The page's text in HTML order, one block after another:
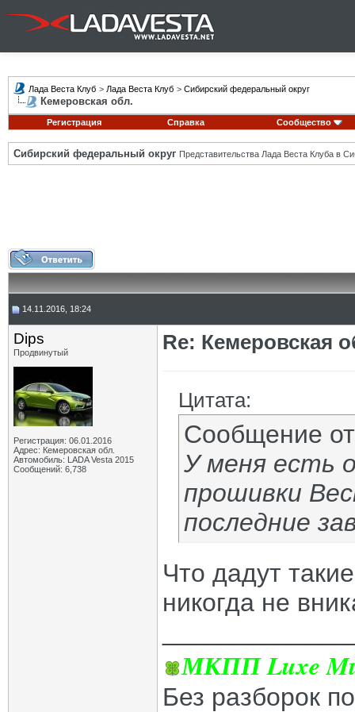
Лада Веста Клуб > Лада Веста Клуб > Сибирский федеральный округ
Кемеровская обл.
Регистрация Справка Сообщество
Сибирский федеральный округ Представительства Лада Веста Клуба в
14.11.2016, 18:24
Dips
Продвинутый
Регистрация: 06.01.2016
Адрес: Кемеровская обл.
Автомобиль: LADA Vesta 2015
Сообщений: 6,738
Re: Кемеровская
Цитата:
Сообщение
У меня есть
прошивки
последние
Что дадут
никогда не
МКПП Luxe
Без разборок